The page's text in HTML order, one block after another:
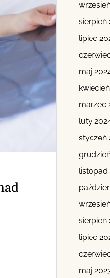
sierpień
lipiec
maj
marzec
luty
styczeń
listopad
sierpień
lipiec
maj